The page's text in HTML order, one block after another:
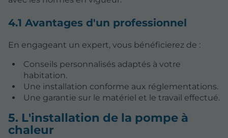
4.1 Avantages d'un professionnel
En engageant un expert, vous bénéficierez de :
Conseils personnalisés adaptés à votre
habitation.
Une installation conforme aux réglementations.
Une garantie sur le matériel et le travail effectué.
5. L'installation de la pompe à
chaleur